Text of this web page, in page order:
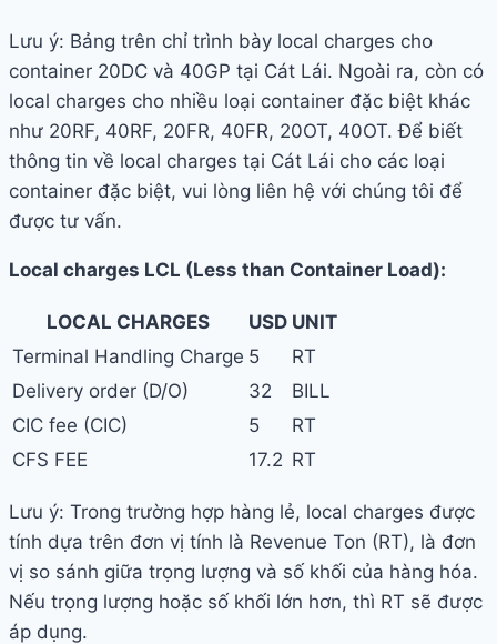
Lưu ý: Bảng trên chỉ trình bày local charges cho
container 20DC và 40GP tại Cát Lái. Ngoài ra, còn có
local charges cho nhiều loại container đặc biệt khác
như 20RF, 40RF, 20FR, 40FR, 20OT, 40OT. Để biết
thông tin về local charges tại Cát Lái cho các loại
container đặc biệt, vui lòng liên hệ với chúng tôi để
được tư vấn.
Local charges LCL (Less than Container Load):
LOCAL CHARGES USD UNIT
Terminal Handling Charge 5
RT
Delivery order (D/O)
32
BILL
CIC fee (CIC)
5
RT
CFS FEE
17.2 RT
Lưu ý: Trong trường hợp hàng lẻ, local charges được
tính dựa trên đơn vị tính là Revenue Ton (RT), là đơn
vị so sánh giữa trọng lượng và số khối của hàng hóa.
Nếu trọng lượng hoặc số khối lớn hơn, thì RT sẽ được
áp dụng.